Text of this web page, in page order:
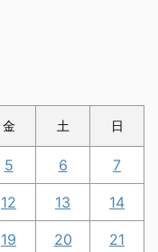
金 土 日
5 6 7
12 13 14
19 20 21